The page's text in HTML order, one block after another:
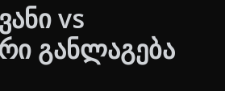
vs
განლაგება